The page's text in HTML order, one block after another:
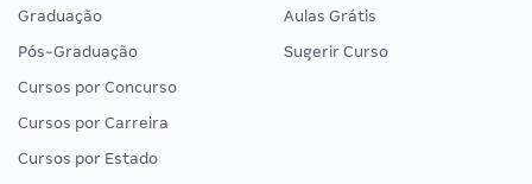
Graduação
Pós-Graduação
Cursos por Concurso
Cursos por Carreira
Cursos por Estado
Aulas Grátis
Sugerir Curso